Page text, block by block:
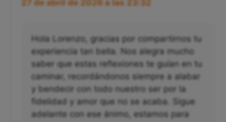
27 de abril de 2026 a las 23:32
Hola Lorenzo, gracias por compartirnos tu
experiencia tan bella. Nos alegra mucho
saber que estas reflexiones te guían en tu
caminar, recordándonos siempre a alabar
y bendecir con todo nuestro ser por la
fidelidad y amor que no se acaba. Sigue
adelante con ese ánimo, estamos para